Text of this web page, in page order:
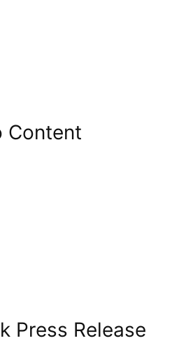
Content
Press Release